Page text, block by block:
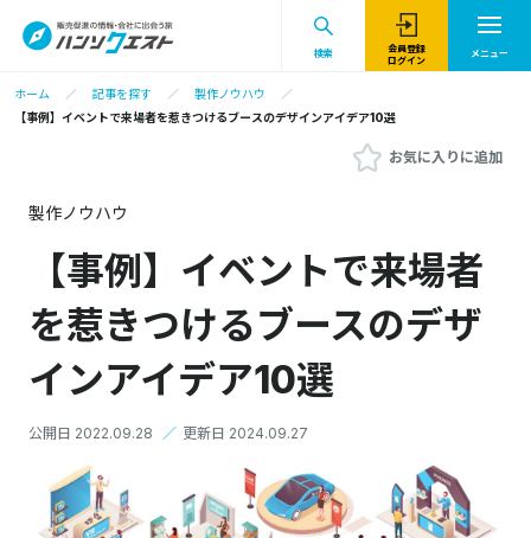
検索
会員登録
ログイン
メニュー
ホーム 記事を探す
製作ノウハウ
【事例】イベントで来場者を惹きつけるブースのデザインアイデア10選
お気に入りに追加
製作ノウハウ
【事例】イベントで来場者
を惹きつけるブースのデザ
インアイデア10選
公開日 2022.09.28 ／ 更新日 2024.09.27